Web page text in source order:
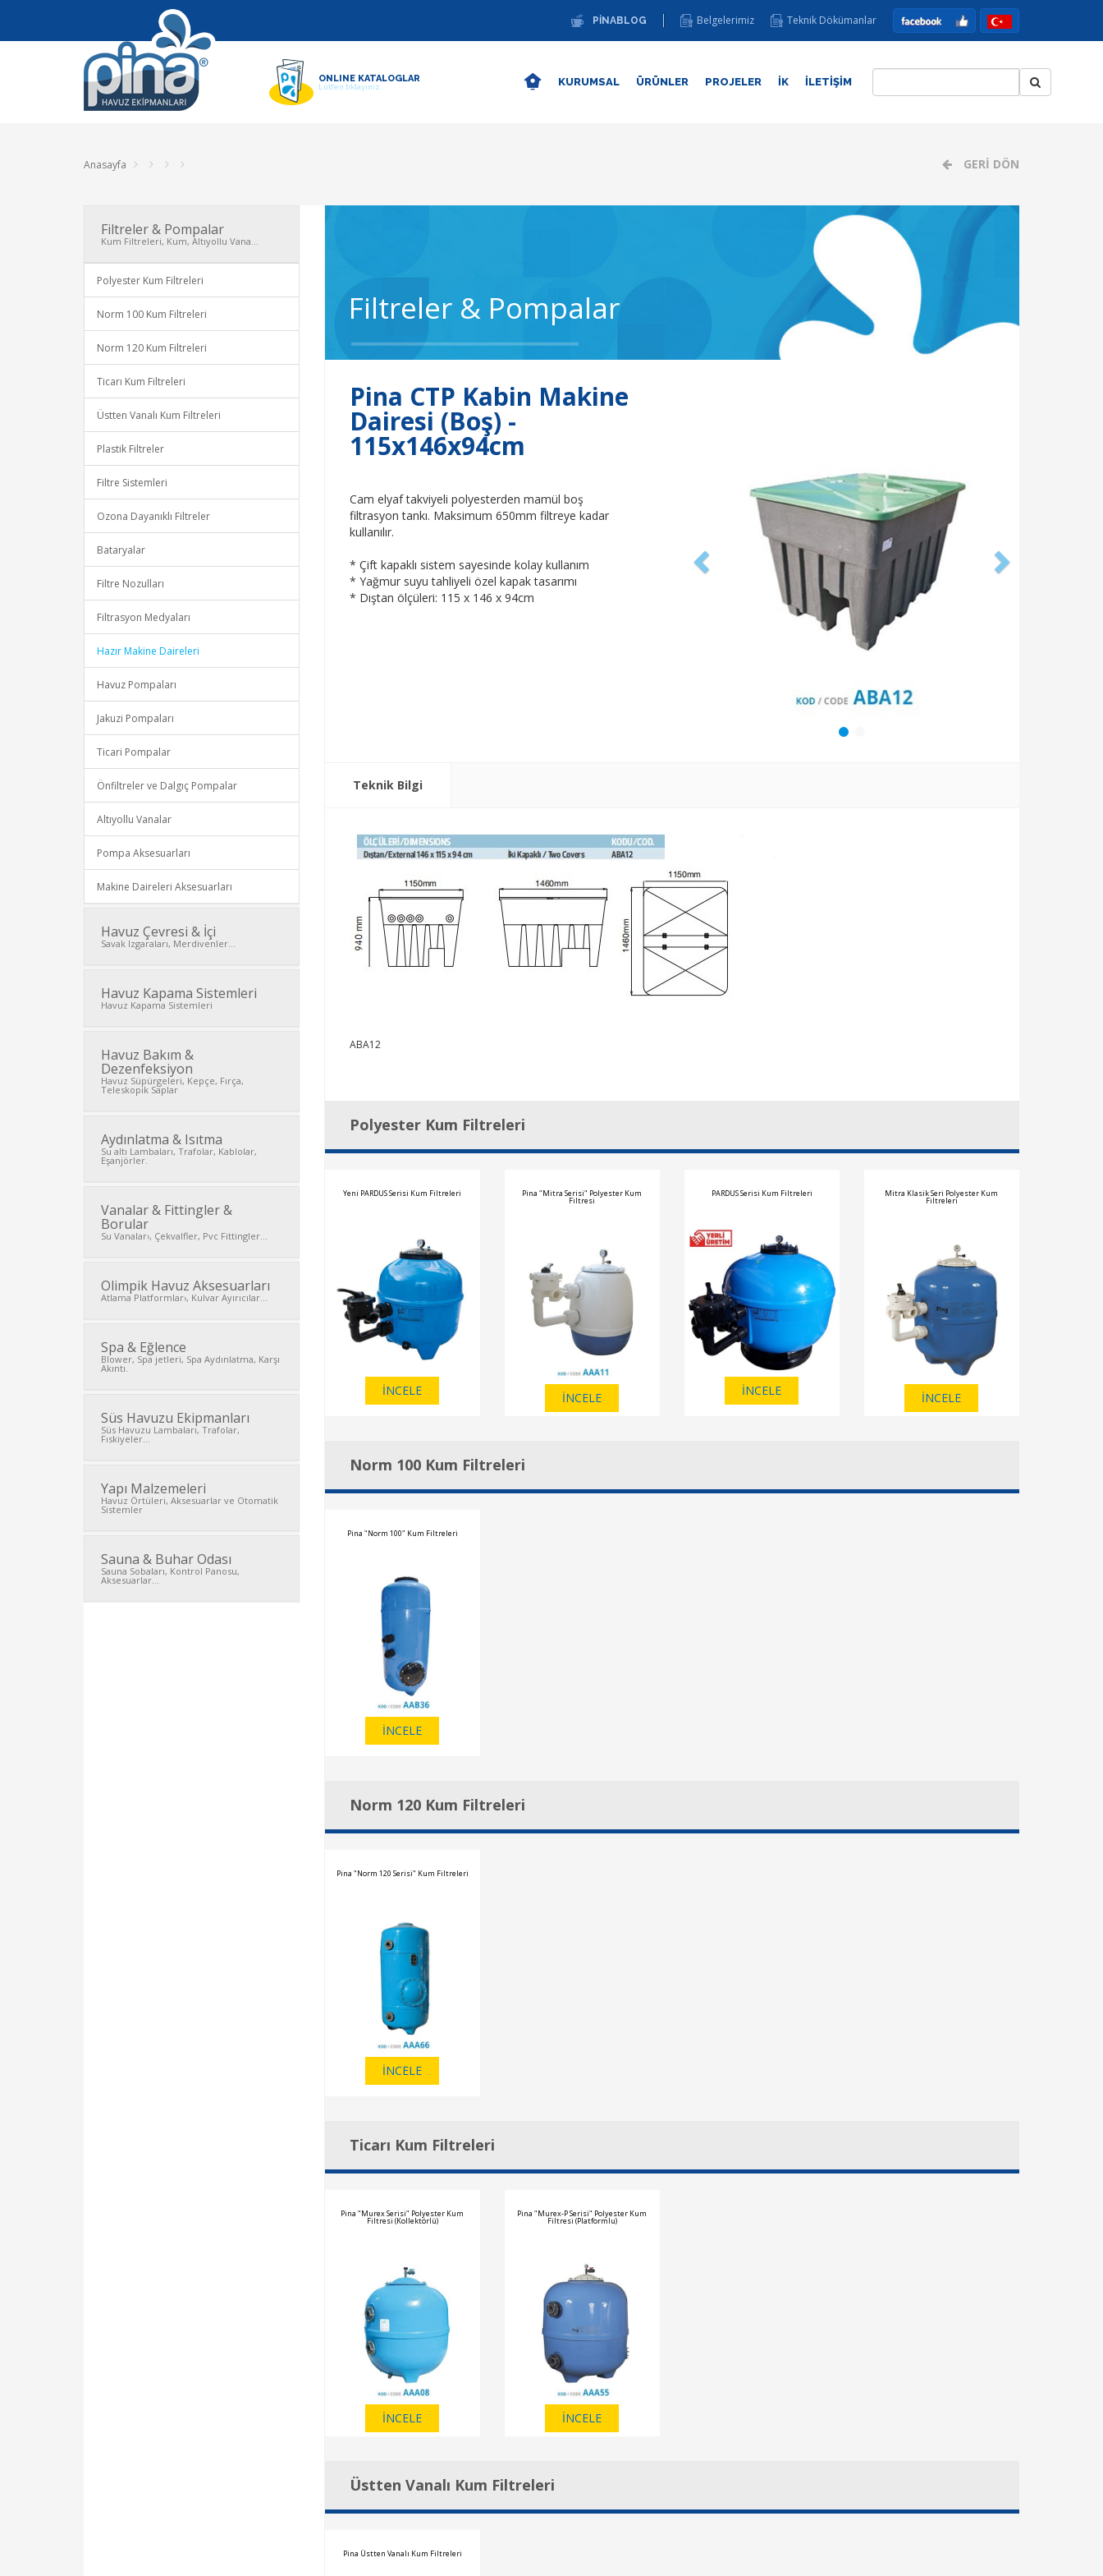
Belgelerimiz Teknik Dökümanlar
PİNABLOG
ONLINE KATALOGLAR
Lütfen tıklayınız. KURUMSAL ÜRÜNLER PROJELER İK İLETİŞİM
Anasayfa GERİ DÖN
Filtreler & Pompalar
Kum Filtreleri, Kum, Altıyollu Vana...
Polyester Kum Filtreleri
Norm 100 Kum Filtreleri
Norm 120 Kum Filtreleri
Ticarı Kum Filtreleri
Üstten Vanalı Kum Filtreleri
Plastik Filtreler
Filtre Sistemleri
Ozona Dayanıklı Filtreler
Bataryalar
Filtre Nozulları
Filtrasyon Medyaları
Hazır Makine Daireleri
Havuz Pompaları
Jakuzi Pompaları
Ticari Pompalar
Önfiltreler ve Dalgıç Pompalar
Altıyollu Vanalar
Pompa Aksesuarları
Makine Daireleri Aksesuarları
Havuz Çevresi & İçi
Savak Izgaraları, Merdivenler...
Havuz Kapama Sistemleri
Havuz Kapama Sistemleri
Havuz Bakım &
Dezenfeksiyon
Havuz Süpürgeleri, Kepçe, Fırça,
Teleskopik Saplar
Aydınlatma & Isıtma
Su altı Lambaları, Trafolar, Kablolar,
Eşanjörler.
Vanalar & Fittingler &
Borular
Su Vanalar›, Çekvalfler, Pvc Fittingler...
Olimpik Havuz Aksesuarları
Atlama Platformlar›, Kulvar Ayırıcılar...
Spa & Eğlence
Blower, Spa jetleri, Spa Aydınlatma, Karşı
Akıntı.
Süs Havuzu Ekipmanları
Süs Havuzu Lambaları, Trafolar,
Fıskiyeler...
Yapı Malzemeleri
Havuz Örtüleri, Aksesuarlar ve Otomatik
Sistemler
Sauna & Buhar Odası
Sauna Sobaları, Kontrol Panosu,
Aksesuarlar...
Filtreler & Pompalar
Pina CTP Kabin Makine
Dairesi (Boş) -
115x146x94cm
Cam elyaf takviyeli polyesterden mamül boş
filtrasyon tankı. Maksimum 650mm filtreye kadar
kullanılır.
* Çift kapaklı sistem sayesinde kolay kullanım
* Yağmur suyu tahliyeli özel kapak tasarımı
* Dıştan ölçüleri: 115 x 146 x 94cm
Teknik Bilgi
ABA12
Polyester Kum Filtreleri
Yeni PARDUS Serisi Kum Filtreleri
İNCELE
Pina "Mitra Serisi" Polyester Kum
Filtresi
İNCELE
PARDUS Serisi Kum Filtreleri
İNCELE
Mitra Klasik Seri Polyester Kum
Filtreleri
İNCELE
Norm 100 Kum Filtreleri
Pina "Norm 100" Kum Filtreleri
İNCELE
Norm 120 Kum Filtreleri
Pina "Norm 120 Serisi" Kum Filtreleri
İNCELE
Ticarı Kum Filtreleri
Pina "Murex Serisi" Polyester Kum
Filtresi (Kollektörlü)
İNCELE
Pina "Murex-P Serisi" Polyester Kum
Filtresi (Platformlu)
İNCELE
Üstten Vanalı Kum Filtreleri
Pina Üstten Vanalı Kum Filtreleri